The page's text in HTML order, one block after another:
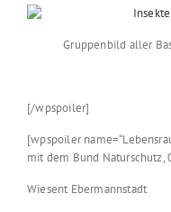
Gruppenbild aller
[/wpspoiler]
[wpspoiler
mit dem Bund Naturschutz,
Wiesent Ebermannstadt